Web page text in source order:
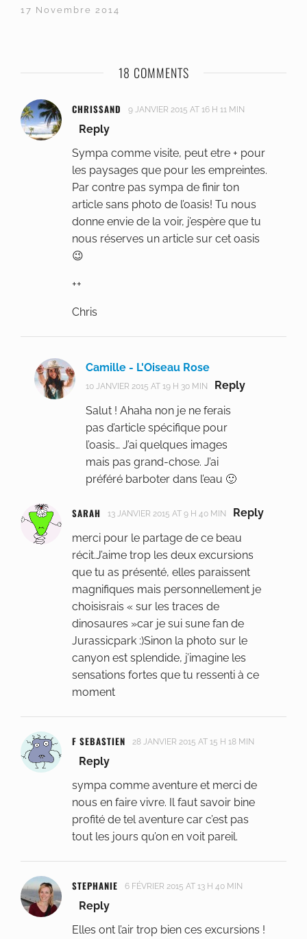
17 Novembre 2014
18 COMMENTS
CHRISSAND 9 JANVIER 2015 AT 16 H 11 MIN
Reply
Sympa comme visite, peut etre + pour
les paysages que pour les empreintes.
Par contre pas sympa de finir ton
article sans photo de l’oasis! Tu nous
donne envie de la voir, j’espère que tu
nous réserves un article sur cet oasis
😉
++
Chris
Camille - L'Oiseau Rose
10 JANVIER 2015 AT 19 H 30 MIN
Reply
Salut ! Ahaha non je ne ferais
pas d’article spécifique pour
l’oasis… J’ai quelques images
mais pas grand-chose. J’ai
préféré barboter dans l’eau 🙂
SARAH 13 JANVIER 2015 AT 9 H 40 MIN
Reply
merci pour le partage de ce beau
récit.J’aime trop les deux excursions
que tu as présenté, elles paraissent
magnifiques mais personnellement je
choisisrais « sur les traces de
dinosaures »car je sui sune fan de
Jurassicpark :)Sinon la photo sur le
canyon est splendide, j’imagine les
sensations fortes que tu ressenti à ce
moment
F SEBASTIEN 28 JANVIER 2015 AT 15 H 18 MIN
Reply
sympa comme aventure et merci de
nous en faire vivre. Il faut savoir bine
profité de tel aventure car c’est pas
tout les jours qu’on en voit pareil.
STEPHANIE 6 FÉVRIER 2015 AT 13 H 40 MIN
Reply
Elles ont l’air trop bien ces excursions !